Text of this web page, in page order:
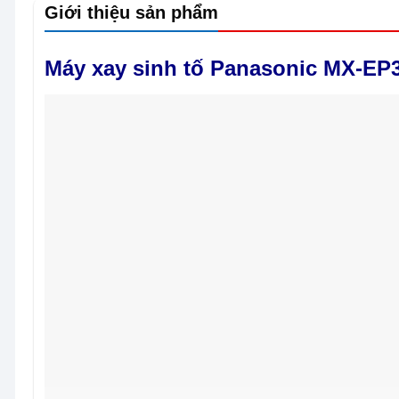
Giới thiệu sản phẩm
Máy xay sinh tố Panasonic MX-